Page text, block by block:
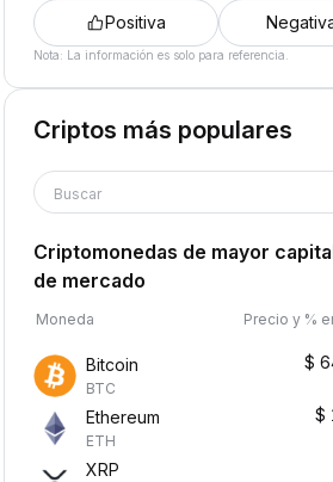
Positiva
Nota: La información es solo para referencia.
Criptos más populares
Buscar
Criptomonedas de mayor
de mercado
Moneda Precio y %
Bitcoin
BTC
$
Ethereum
ETH
$
XRP